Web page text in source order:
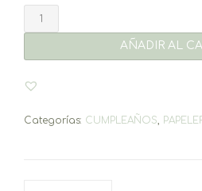
escoger
cantidad
AÑADIR AL
Categorías: CUMPLEAÑOS,